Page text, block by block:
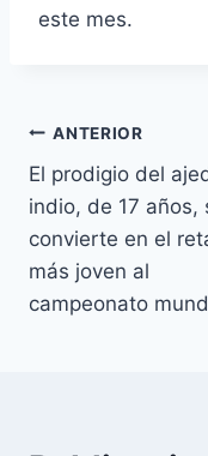
este mes.
Navegación
de
entradas
ANTERIOR
El prodigio del
indio, de 17 años,
convierte en el
más joven al
campeonato